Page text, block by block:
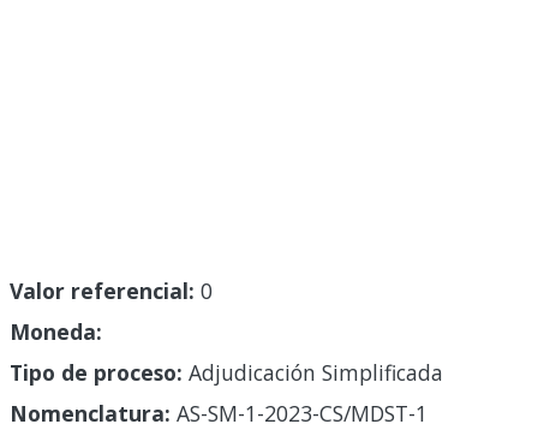
Valor referencial: 0
Moneda:
Tipo de proceso: Adjudicación Simplificada
Nomenclatura: AS-SM-1-2023-CS/MDST-1